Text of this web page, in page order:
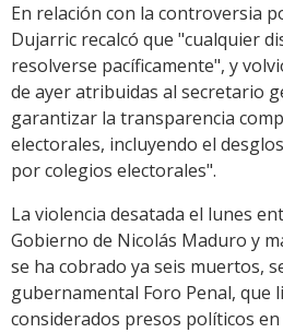
En relación con la controversia
Dujarric recalcó que "cualquier
resolverse pacíficamente", y
de ayer atribuidas al secretario
garantizar la transparencia
electorales, incluyendo el
por colegios electorales".
La violencia desatada el lunes
Gobierno de Nicolás Maduro y
se ha cobrado ya seis muertos,
gubernamental Foro Penal, que
considerados presos políticos en